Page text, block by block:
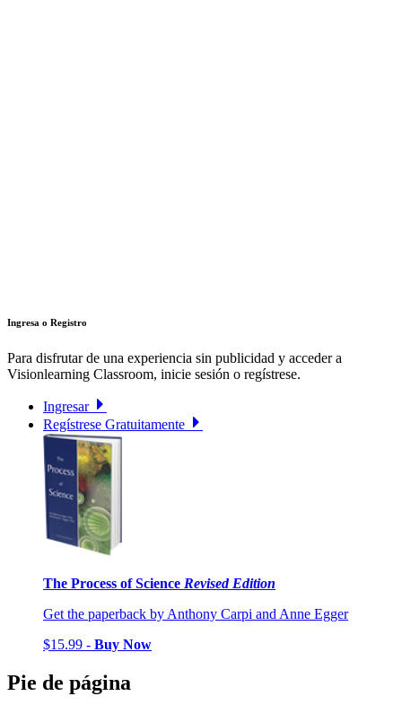
Ingresa o Registro
Para disfrutar de una experiencia sin publicidad y acceder a
Visionlearning Classroom, inicie sesión o regístrese.
Ingresar
Regístrese Gratuitamente
The Process of Science Revised Edition
Get the paperback by Anthony Carpi and Anne Egger
$15.99 - Buy Now
Pie de página